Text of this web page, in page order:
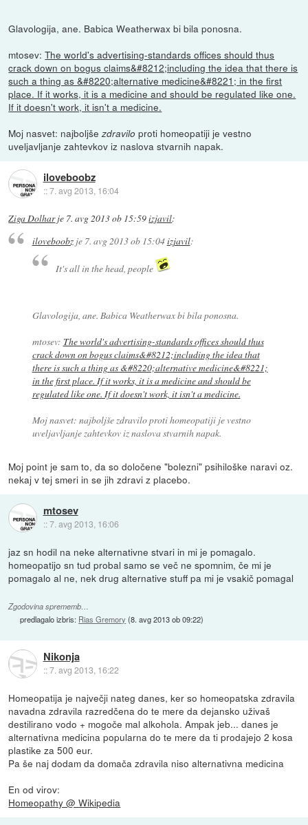
Glavologija, ane. Babica Weatherwax bi bila ponosna.
mtosev:The world's advertising-standards offices should thus
crack down on bogus claims&#8212;including the idea that there is
such a thing as &#8220;alternative medicine&#8221; in the first
place. If it works, it is a medicine and should be regulated like one.
If it doesn't work, it isn't a medicine.
Moj nasvet: najboljšezdravilo proti homeopatiji je vestno
uveljavljanje zahtevkov iz naslova stvarnih napak.
iloveboobz
::7. avg 2013, 16:04
Ziga Dolharje 7. avg 2013 ob 15:59izjavil:
iloveboobzje 7. avg 2013 ob 15:04izjavil:
It's all in the head, people
Glavologija, ane. Babica Weatherwax bi bila ponosna.
mtosev: The world's advertising-standards offices should thus
crack down on bogus claims&#8212;including the idea that
there is such a thing as &#8220;alternative medicine&#8221;
in the first place. If it works, it is a medicine and should be
regulated like one. If it doesn't work, it isn't a medicine.
Moj nasvet: najboljšezdraviloproti homeopatiji je vestno
uveljavljanje zahtevkov iz naslova stvarnih napak.
Moj point je sam to, da so določene "bolezni" psihiloške naravi oz.
nekaj v tej smeri in se jih zdravi z placebo.
mtosev
::7. avg 2013, 16:06
jaz sn hodil na neke alternativne stvari in mi je pomagalo.
homeopatijo sn tud probal samo se več ne spomnim, če mi je
pomagalo al ne, nek drug alternative stuff pa mi je vsakič pomagal
Zgodovina sprememb…
predlagalo izbris: Rias Gremory (8. avg 2013 ob 09:22)
Nikonja
::7. avg 2013, 16:22
Homeopatija je največji nateg danes, ker so homeopatska zdravila
navadna zdravila razredčena do te mere da dejansko uživaš
destilirano vodo + mogoče mal alkohola. Ampak jeb... danes je
alternativna medicina popularna do te mere da ti prodajejo 2 kosa
plastike za 500 eur.
Pa še naj dodam da domača zdravila niso alternativna medicina
En od virov:
Homeopathy @ Wikipedia